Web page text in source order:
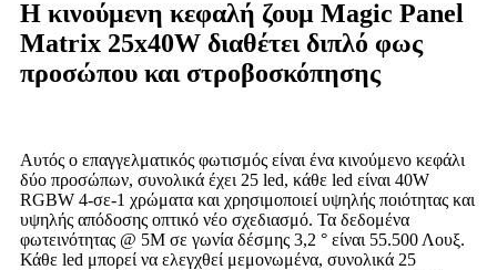
Η κινούμενη κεφαλή ζουμ Magic Panel
Matrix 25x40W διαθέτει διπλό φως
προσώπου και στροβοσκόπησης
Αυτός ο επαγγελματικός φωτισμός είναι ένα κινούμενο κεφάλι
δύο προσώπων, συνολικά έχει 25 led, κάθε led είναι 40W
RGBW 4-σε-1 χρώματα και χρησιμοποιεί υψηλής ποιότητας και
υψηλής απόδοσης οπτικό νέο σχεδιασμό. Τα δεδομένα
φωτεινότητας @ 5M σε γωνία δέσμης 3,2 ° είναι 55.500 Λουξ.
Κάθε led μπορεί να ελεγχθεί μεμονωμένα, συνολικά 25